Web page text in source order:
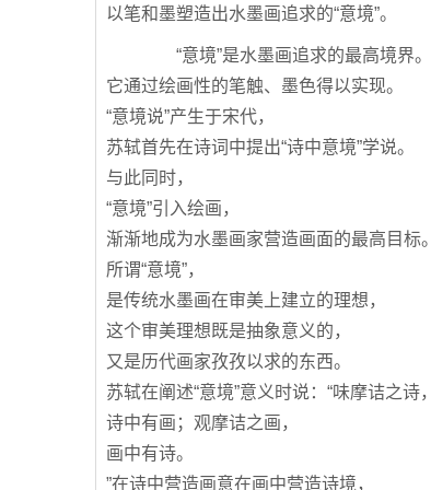
以笔和墨塑造出水墨画追求的“意境”。
“意境”是水墨画追求的最高境界。
它通过绘画性的笔触、墨色得以实现。
“意境说”产生于宋代，
苏轼首先在诗词中提出“诗中意境”学说。
与此同时，
“意境”引入绘画，
渐渐地成为水墨画家营造画面的最高目标。
所谓“意境”，
是传统水墨画在审美上建立的理想，
这个审美理想既是抽象意义的，
又是历代画家孜孜以求的东西。
苏轼在阐述“意境”意义时说：“味摩诘之诗，
诗中有画；观摩诘之画，
画中有诗。
”在诗中营造画意在画中营造诗境，